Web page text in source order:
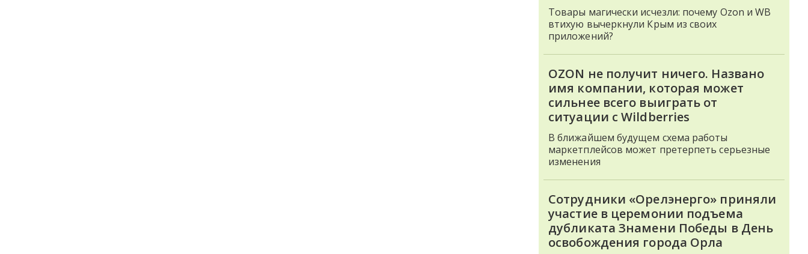
Товары магически исчезли: почему Ozon и WB
втихую вычеркнули Крым из своих
приложений?
OZON не получит ничего. Названо
имя компании, которая может
сильнее всего выиграть от
ситуации с Wildberries
В ближайшем будущем схема работы
маркетплейсов может претерпеть серьезные
изменения
Сотрудники «Орелэнерго» приняли
участие в церемонии подъема
дубликата Знамени Победы в День
освобождения города Орла